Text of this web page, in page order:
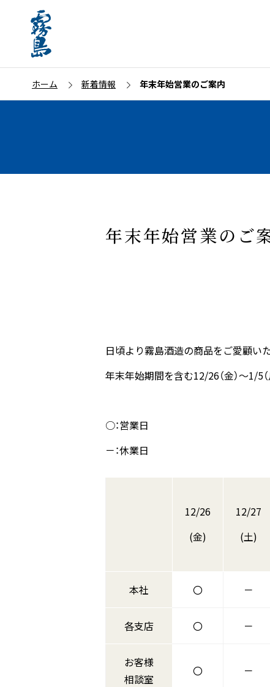
ホーム 新着情報 年末年始営業のご案内
年末年始営業のご
日頃より霧島酒造の商品をご愛顧い
年末年始期間を含む12/26（金）～1/5
○：営業日
－：休業日
12/26
(金)
12/27
(土)
本社 〇 －
各支店 〇 －
お客様
相談室
〇 －